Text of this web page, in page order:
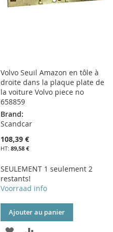
Volvo Seuil Amazon en tôle à
droite dans la plaque plate de
la voiture Volvo piece no
658859
Brand:
Scandcar
108,39 €
89,58 €
SEULEMENT 1 seulement 2
restants!
Voorraad info
Ajouter au panier
AJOUTER